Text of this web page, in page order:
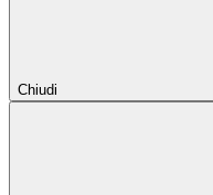
Chiudi